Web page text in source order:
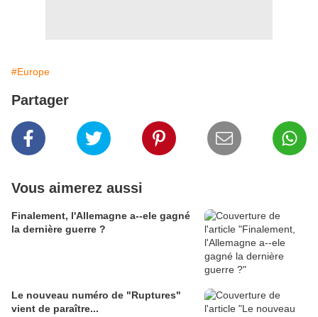
#Europe
Partager
Vous aimerez aussi
Finalement, l'Allemagne a--ele gagné
la dernière guerre ?
Le nouveau numéro de "Ruptures"
vient de paraître...